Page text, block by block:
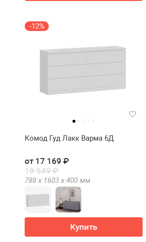
-12%
Комод Гуд Лакк Варма 6Д
от 17 169 ₽
19 549 ₽
788 х 1603 х 400 мм
Купить